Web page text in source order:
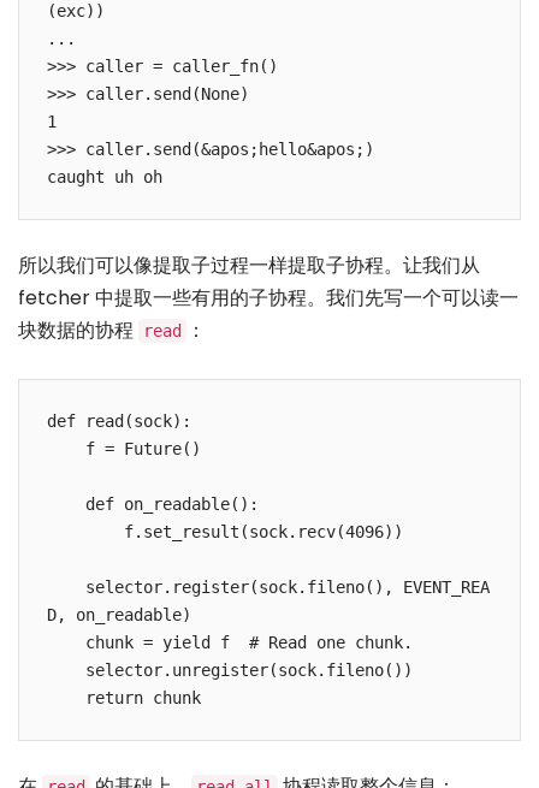
(exc))
...
>>> caller = caller_fn()
>>> caller.send(None)
1
>>> caller.send(&apos;hello&apos;)
所以我们可以像提取子过程一样提取子协程。让我们从
fetcher 中提取一些有用的子协程。我们先写一个可以读一
块数据的协程
read ：
def read(sock):
    f = Future()
    def on_readable():
        f.set_result(sock.recv(4096))
    selector.register(sock.fileno(), EVENT_REA
D, on_readable)
    chunk = yield f  # Read one chunk.
    selector.unregister(sock.fileno())